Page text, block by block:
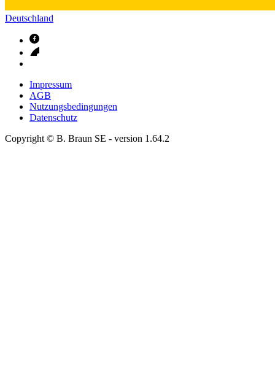
Deutschland
Impressum
AGB
Nutzungsbedingungen
Datenschutz
Copyright © B. Braun SE - version 1.64.2